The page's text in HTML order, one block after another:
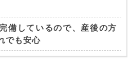
備しているので、産後の方
でも安心